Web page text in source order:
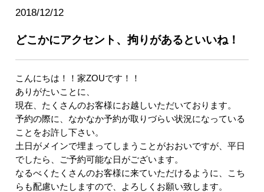
2018/12/12
どこかにアクセント、拘りがあるといいね！
こんにちは！！家ZOUです！！
ありがたいことに、
現在、たくさんのお客様にお越しいただいております。
予約の際に、なかなか予約が取りづらい状況になっている
ことをお許し下さい。
土日がメインで埋まってしまうことがおおいですが、平日
でしたら、ご予約可能な日がございます。
なるべくたくさんのお客様に来ていただけるように、こち
らも配慮いたしますので、よろしくお願い致します。